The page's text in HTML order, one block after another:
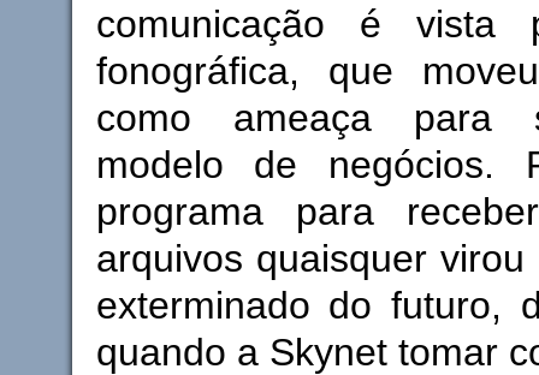
comunicação é vista
fonográfica, que
como ameaça para
modelo de negócios.
programa para
arquivos quaisquer
exterminado do futuro,
quando a Skynet tomar